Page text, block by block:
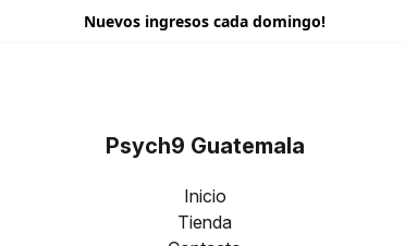
Nuevos ingresos cada domingo!
Psych9 Guatemala
Inicio
Tienda